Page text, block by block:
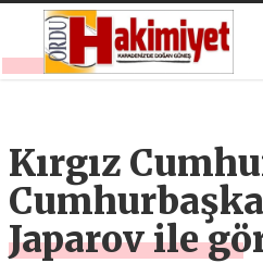
Kırgız
Japarov ile